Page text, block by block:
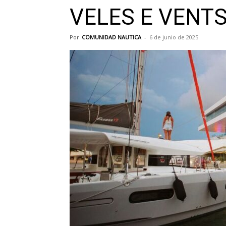
VELES E
Por COMUNIDAD NAUTICA - 6 de junio de 2025